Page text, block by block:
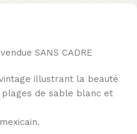
SANS CADRE
illustrant la beauté
de sable blanc et